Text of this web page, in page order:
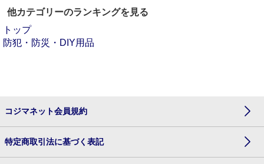
他カテゴリーのランキングを見る
トップ
防犯・防災・DIY用品
コジマネット会員規約
特定商取引法に基づく表記